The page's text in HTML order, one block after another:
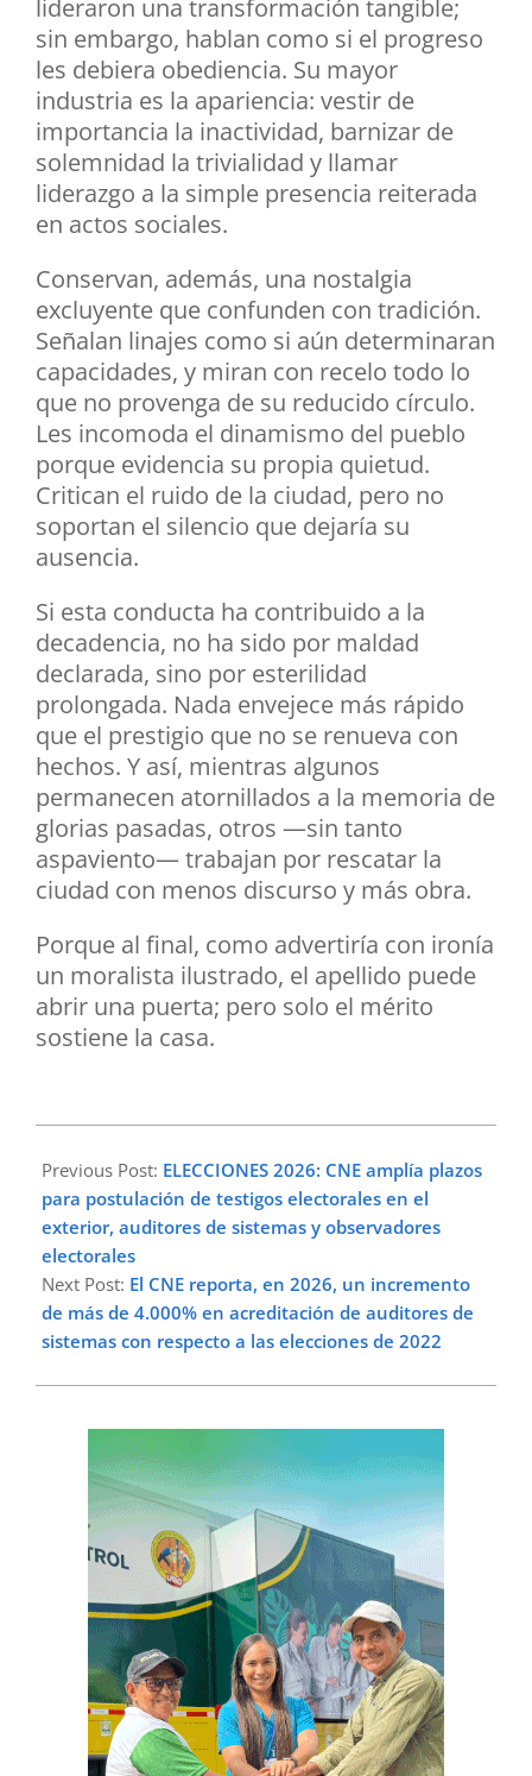
lideraron una transformación tangible;
sin embargo, hablan como si el progreso
les debiera obediencia. Su mayor
industria es la apariencia: vestir de
importancia la inactividad, barnizar de
solemnidad la trivialidad y llamar
liderazgo a la simple presencia reiterada
en actos sociales.
Conservan, además, una nostalgia
excluyente que confunden con tradición.
Señalan linajes como si aún determinaran
capacidades, y miran con recelo todo lo
que no provenga de su reducido círculo.
Les incomoda el dinamismo del pueblo
porque evidencia su propia quietud.
Critican el ruido de la ciudad, pero no
soportan el silencio que dejaría su
ausencia.
Si esta conducta ha contribuido a la
decadencia, no ha sido por maldad
declarada, sino por esterilidad
prolongada. Nada envejece más rápido
que el prestigio que no se renueva con
hechos. Y así, mientras algunos
permanecen atornillados a la memoria de
glorias pasadas, otros —sin tanto
aspaviento— trabajan por rescatar la
ciudad con menos discurso y más obra.
Porque al final, como advertiría con ironía
un moralista ilustrado, el apellido puede
abrir una puerta; pero solo el mérito
sostiene la casa.
02-
27
Previous Post: ELECCIONES 2026: CNE amplía plazos
para postulación de testigos electorales en el
exterior, auditores de sistemas y observadores
electorales
Next Post: El CNE reporta, en 2026, un incremento
de más de 4.000% en acreditación de auditores de
sistemas con respecto a las elecciones de 2022